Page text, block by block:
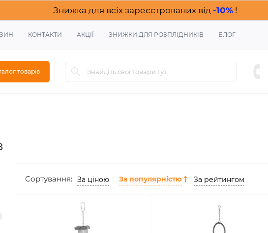
Знижка для всіх зареєстрованих від -10%!
КОНТАКТИ АКЦІЇ ЗНИЖКИ ДЛЯ РОЗПЛІДНИКІВ БЛОГ
товарів
Сортування: За ціною За популярністю За рейтингом